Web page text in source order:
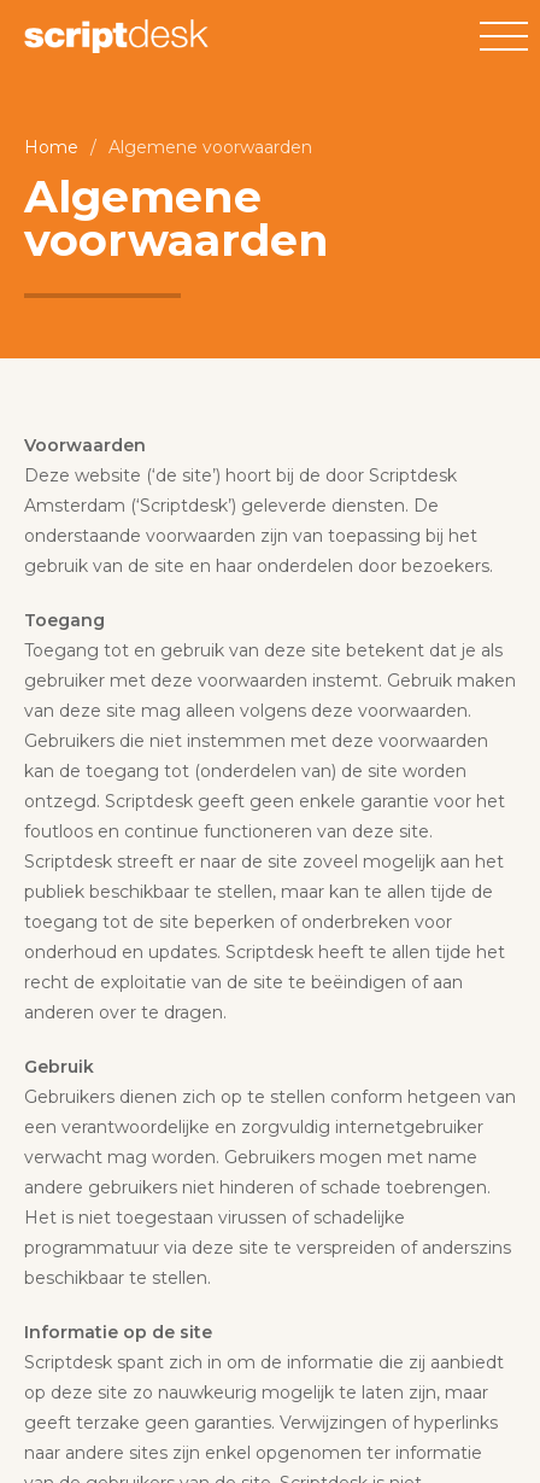
Home / Algemene voorwaarden
Algemene
voorwaarden
Voorwaarden
Deze website (‘de site’) hoort bij de door Scriptdesk
Amsterdam (‘Scriptdesk’) geleverde diensten. De
onderstaande voorwaarden zijn van toepassing bij het
gebruik van de site en haar onderdelen door bezoekers.
Toegang
Toegang tot en gebruik van deze site betekent dat je als
gebruiker met deze voorwaarden instemt. Gebruik maken
van deze site mag alleen volgens deze voorwaarden.
Gebruikers die niet instemmen met deze voorwaarden
kan de toegang tot (onderdelen van) de site worden
ontzegd. Scriptdesk geeft geen enkele garantie voor het
foutloos en continue functioneren van deze site.
Scriptdesk streeft er naar de site zoveel mogelijk aan het
publiek beschikbaar te stellen, maar kan te allen tijde de
toegang tot de site beperken of onderbreken voor
onderhoud en updates. Scriptdesk heeft te allen tijde het
recht de exploitatie van de site te beëindigen of aan
anderen over te dragen.
Gebruik
Gebruikers dienen zich op te stellen conform hetgeen van
een verantwoordelijke en zorgvuldig internetgebruiker
verwacht mag worden. Gebruikers mogen met name
andere gebruikers niet hinderen of schade toebrengen.
Het is niet toegestaan virussen of schadelijke
programmatuur via deze site te verspreiden of anderszins
beschikbaar te stellen.
Informatie op de site
Scriptdesk spant zich in om de informatie die zij aanbiedt
op deze site zo nauwkeurig mogelijk te laten zijn, maar
geeft terzake geen garanties. Verwijzingen of hyperlinks
naar andere sites zijn enkel opgenomen ter informatie